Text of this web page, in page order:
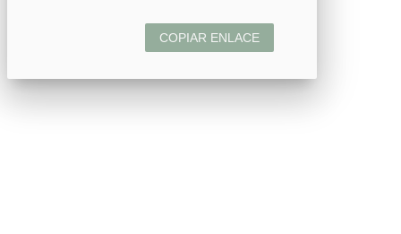
COPIAR ENLACE